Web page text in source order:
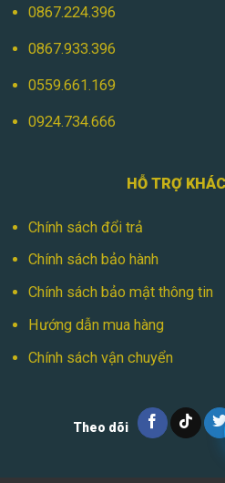
0867.224.396
0867.933.396
0559.661.169
0924.734.666
HỖ TRỢ
Chính sách đổi trả
Chính sách bảo hành
Chính sách bảo mật thông tin
Hướng dẫn mua hàng
Chính sách vận chuyển
Theo dõi